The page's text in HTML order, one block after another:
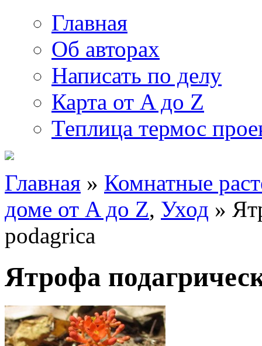
Главная
Об авторах
Написать по делу
Карта от A до Z
Теплица термос
Главная » Комнатные
доме от A до Z, Уход »
podagrica
Ятрофа